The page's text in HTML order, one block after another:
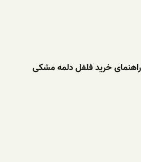
راهنمای خرید فلفل دلمه مشکی